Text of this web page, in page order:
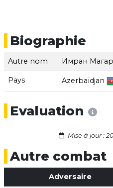
Biographie
Autre nom Имран
Pays Azerbaïdjan
Evaluation
Mise à jour :
Autre combat
Adversaire